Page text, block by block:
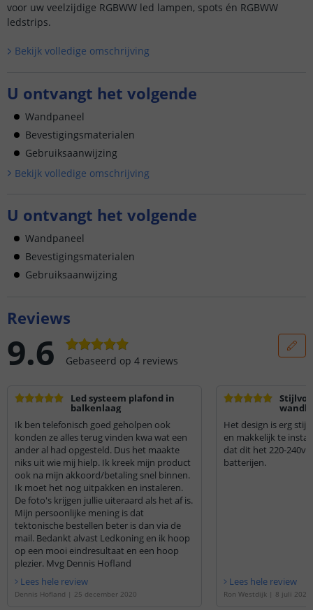
voor uw veelzijdige RGBWW led lampen, spots én RGBWW
ledstrips.
Bekijk volledige omschrijving
U ontvangt het volgende
Wandpaneel
Bevestigingsmaterialen
Gebruiksaanwijzing
Bekijk volledige omschrijving
U ontvangt het volgende
Wandpaneel
Bevestigingsmaterialen
Gebruiksaanwijzing
Reviews
9.6 Gebaseerd op 4 reviews
Led systeem plafond in
balkenlaag
Ik ben telefonisch goed geholpen ook
konden ze alles terug vinden kwa wat een
ander al had opgesteld. Dus het maakte
niks uit wie mij hielp. Ik kreek mijn product
ook na mijn akkoord/betaling snel binnen.
Ik moet het nog uitpakken en instaleren.
De foto's krijgen jullie uiteraard als het af is.
Mijn persoonlijke mening is dat
tektonische bestellen beter is dan via de
mail. Bedankt alvast Ledkoning en ik hoop
op een mooi eindresultaat en een hoop
plezier. Mvg Dennis Hofland
Lees hele review
Dennis Hofland | 25 december 2020
Het design is erg
en makkelijk te
dat dit het 220-240v
batterijen.
Lees hele review
Ron Westdijk| 8 juli 2020